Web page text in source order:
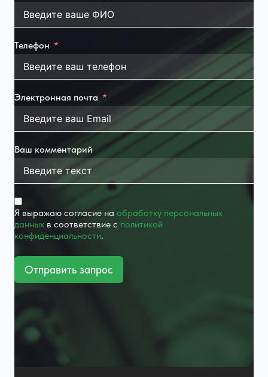
Телефон
Электронная почта
Ваш комментарий
Я выражаю согласие на обработку персональных
данных в соответствие с политикой
конфиденциальности.
Отправить запрос